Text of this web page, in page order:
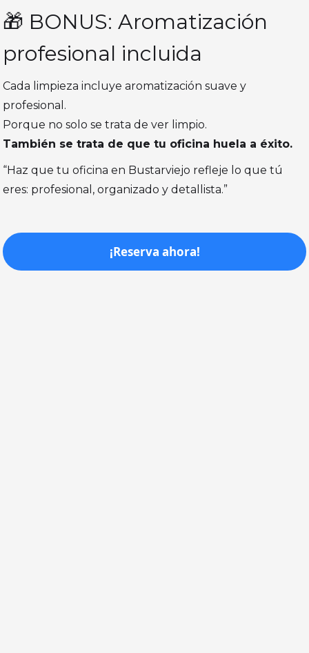
🎁 BONUS: Aromatización
profesional incluida
Cada limpieza incluye aromatización suave y
profesional.
Porque no solo se trata de ver limpio.
También se trata de que tu oficina huela a éxito.
“Haz que tu oficina en Bustarviejo refleje lo que tú
eres: profesional, organizado y detallista.”
¡Reserva ahora!